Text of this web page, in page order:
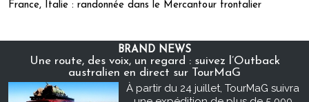
France, Italie : randonnée dans le Mercantour frontalier
BRAND NEWS
Une route, des voix, un regard : suivez l’Outback
australien en direct sur TourMaG
À partir du 24 juillet, TourMaG suivra